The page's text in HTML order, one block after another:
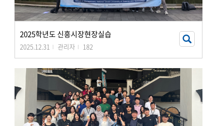
2025학년도 신흥시장현장실습
2025.12.31 관리자 182